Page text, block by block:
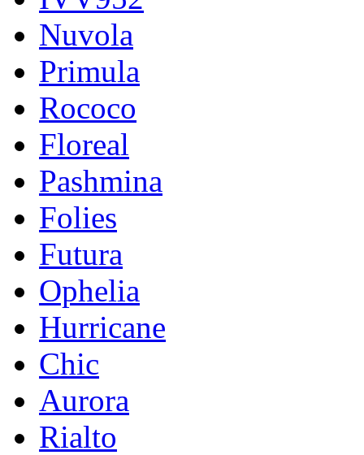
Nuvola
Primula
Rococo
Floreal
Pashmina
Folies
Futura
Ophelia
Hurricane
Chic
Aurora
Rialto